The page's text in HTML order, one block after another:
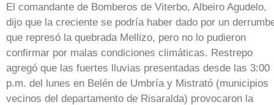
El comandante de Bomberos de Viterbo, Albeiro Agudelo,
dijo que la creciente se podría haber dado por un
que represó la quebrada Mellizo, pero no lo pudieron
confirmar por malas condiciones climáticas. Restrepo
agregó que las fuertes lluvias presentadas desde las 3:00
p.m. del lunes en Belén de Umbría y Mistrató (municipios
vecinos del departamento de Risaralda) provocaron la